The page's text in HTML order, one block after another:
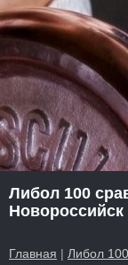
Либол 100
Новороссийск
Главная | Либол